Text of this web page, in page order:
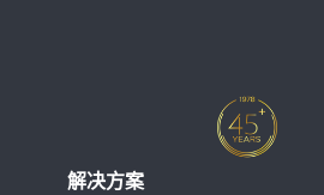
解决方案